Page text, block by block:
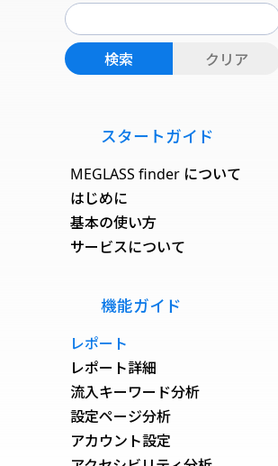
スタートガイド
MEGLASS finder について
はじめに
基本の使い方
サービスについて
機能ガイド
レポート
レポート詳細
流入キーワード分析
設定ページ分析
アカウント設定